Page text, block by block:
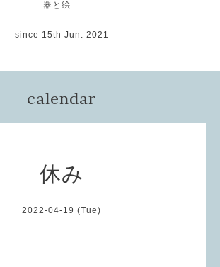
器と絵
since 15th Jun. 2021
calendar
休み
2022-04-19 (Tue)